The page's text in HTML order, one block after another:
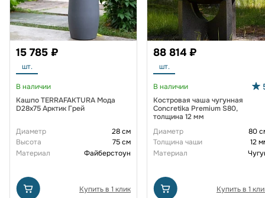
15 785 ₽
шт.
В наличии
Кашпо TERRAFAKTURA Мода
D28x75 Арктик Грей
Диаметр
28 см
Высота
75 см
Материал
Файберстоун
Купить в 1 клик
88 814 ₽
шт.
В наличии
Костровая чаша чугунная
Concretika Premium S80,
толщина 12 мм
Диаметр
80
Толщина чаши
12
Материал
Купить в 1